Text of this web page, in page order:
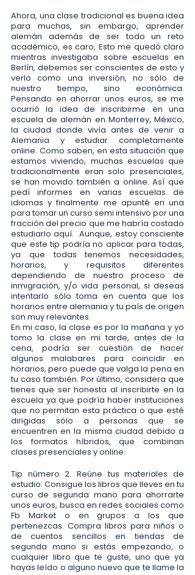
Ahora, una clase tradicional es buena idea
para muchas, sin embargo, aprender
alemán además de ser todo un reto
académico, es caro, Esto me quedó claro
mientras investigaba sobre escuelas en
Berlín, debemos ser conscientes de esto y
verlo como una inversión, no sólo de
nuestro tiempo, sino económica.
Pensando en ahorrar unos euros, se me
ocurrió la idea de inscribirme en una
escuela de alemán en Monterrey, México,
la ciudad donde vivía antes de venir a
Alemania y estudiar completamente
online. Como saben, en esta situación que
estamos viviendo, muchas escuelas que
tradicionalmente eran solo presenciales,
se han movido también a online. Así que
pedí informes en varias escuelas de
idiomas y finalmente me apunté en una
para tomar un curso semi intensivo por una
fracción del precio que me habría costado
estudiarlo aquí.  Aunque, estoy consciente
que este tip podría no aplicar para todas,
ya que todas tenemos necesidades,
horarios, y requisitos diferentes
dependiendo de nuestro proceso de
inmigración, y/o vida personal, si deseas
intentarlo sólo toma en cuenta que los
horarios entre alemania y tu país de origen
son muy relevantes.
En mi caso, la clase es por la mañana y yo
tomo la clase en mi tarde, antes de la
cena, podría ser cuestión de hacer
algunos malabares para coincidir en
horarios, pero puede que valga la pena en
tu caso también. Por último, considera que
tienes que ser honesta al inscribirte en la
escuela ya que podría haber instituciones
que no permitan esta práctica o que esté
dirigidas sólo a personas que se
encuentren en la misma ciudad debido a
los formatos híbridos, que combinan
clases presenciales y online.
Tip número 2. Reúne tus materiales de
estudio. Consigue los libros que lleves en tu
curso de segunda mano para ahorrarte
unos euros, busca en redes sociales como
Fb Market o en grupos a los que
pertenezcas. Compra libros para niños o
de cuentos sencillos en tiendas de
segunda mano si estás empezando, o
cualquier libro que te guste, uno que ya
hayas leído o alguno nuevo que te llame la